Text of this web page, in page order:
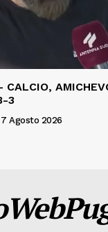
3
7 Agosto 2026